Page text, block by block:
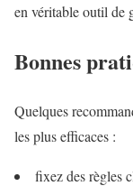
en véritable outil de
Bonnes
Quelques
les plus efficaces :
fixez des règles